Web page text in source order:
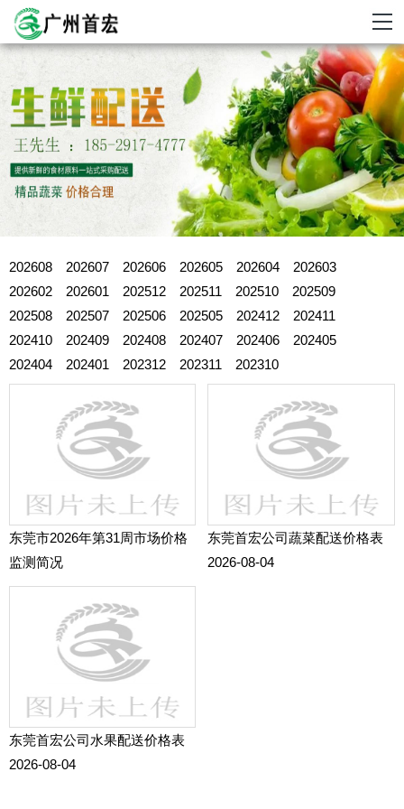
202608 202607 202606 202605 202604
202603
202602
202601 202512 202511 202510
202509
202508
202507 202506 202505 202412
202411
202410
202409 202408 202407 202406
202405
202404
202401 202312 202311 202310
东莞市2026年第31周市场价格
监测简况
东莞首宏公司蔬菜配送价格表
2026-08-04
东莞首宏公司水果配送价格表
2026-08-04